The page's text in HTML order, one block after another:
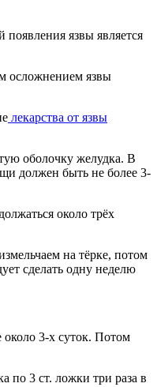
язвы является
осложнением язвы
лекарства от язвы
оболочку желудка. В
должен быть не более 3-
около трёх
на тёрке, потом
сделать одну неделю
3-х суток. Потом
по 3 ст. ложки три раза в